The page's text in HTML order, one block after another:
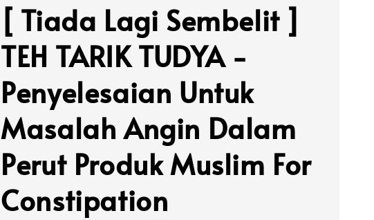
[ Tiada Lagi Sembelit ]
TEH TARIK TUDYA -
Penyelesaian Untuk
Masalah Angin Dalam
Perut Produk Muslim For
Constipation